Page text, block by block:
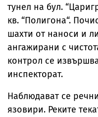
тунел на бул.
кв. “Полигона“.
шахти от наноси и
ангажирани с
контрол се
инспекторат.
Наблюдават се
язовири. Реките